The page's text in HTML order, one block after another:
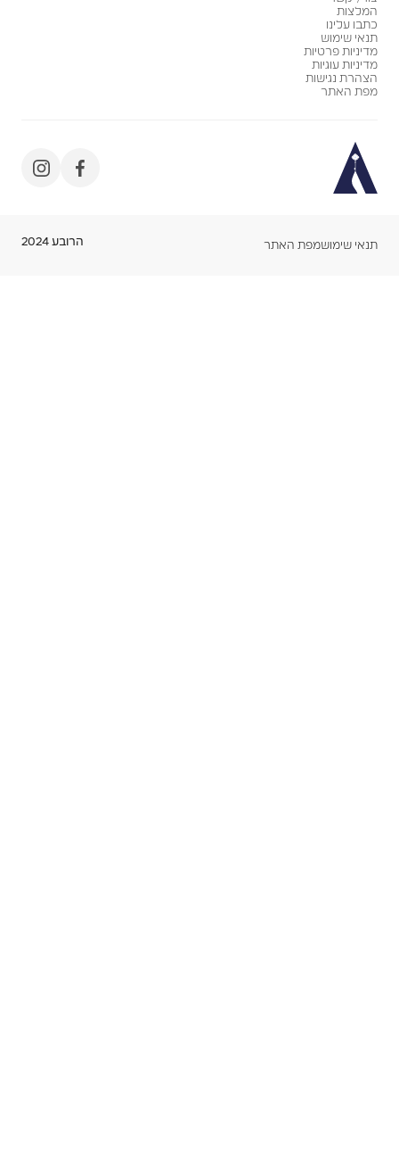
המלצות
כתבו עלינו
תנאי שימוש
מדיניות פרטיות
מדיניות עוגיות
הצהרת נגישות
מפת האתר
תנאי שימושמפת האתר הרובע 2024